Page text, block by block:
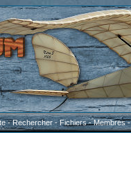
-Rechercher-Fichiers-Membres